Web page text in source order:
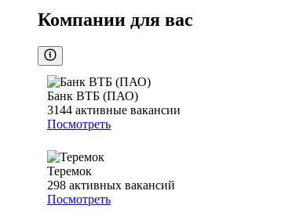
Компании для вас
Банк ВТБ (ПАО)
3144 активные вакансии
Посмотреть
Теремок
298 активных вакансий
Посмотреть